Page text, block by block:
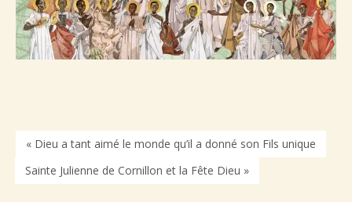
« Dieu a tant aimé le monde qu’il a donné son Fils unique
Sainte Julienne de Cornillon et la Fête Dieu »